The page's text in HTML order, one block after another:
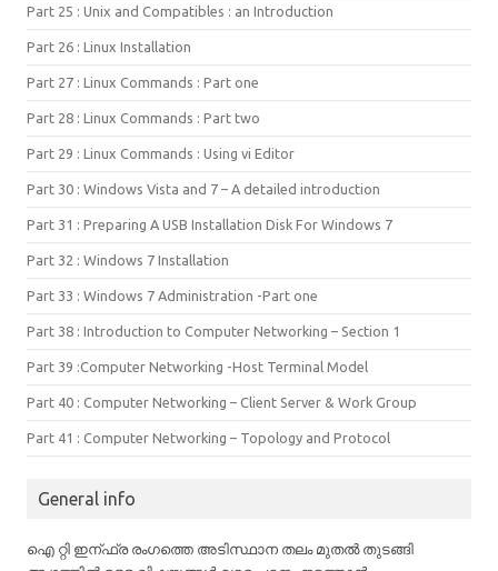
Part 25 : Unix and Compatibles : an Introduction
Part 26 : Linux Installation
Part 27 : Linux Commands : Part one
Part 28 : Linux Commands : Part two
Part 29 : Linux Commands : Using vi Editor
Part 30 : Windows Vista and 7 – A detailed introduction
Part 31 : Preparing A USB Installation Disk For Windows 7
Part 32 : Windows 7 Installation
Part 33 : Windows 7 Administration -Part one
Part 38 : Introduction to Computer Networking – Section 1
Part 39 :Computer Networking -Host Terminal Model
Part 40 : Computer Networking – Client Server & Work Group
Part 41 : Computer Networking – Topology and Protocol
General info
ഐ റ്റി ഇന്ഫ്ര രംഗത്തെ അടിസ്ഥാന തലം മുതൽ തുടങ്ങി